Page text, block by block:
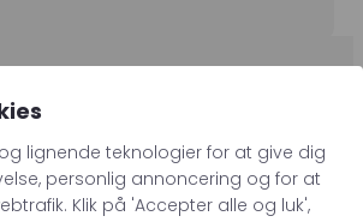
lignende teknologier for at give dig
personlig annoncering og for at
Klik på 'Accepter alle og luk',